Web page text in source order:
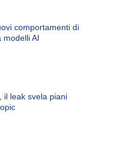
comportamenti di
modelli AI
il leak svela piani